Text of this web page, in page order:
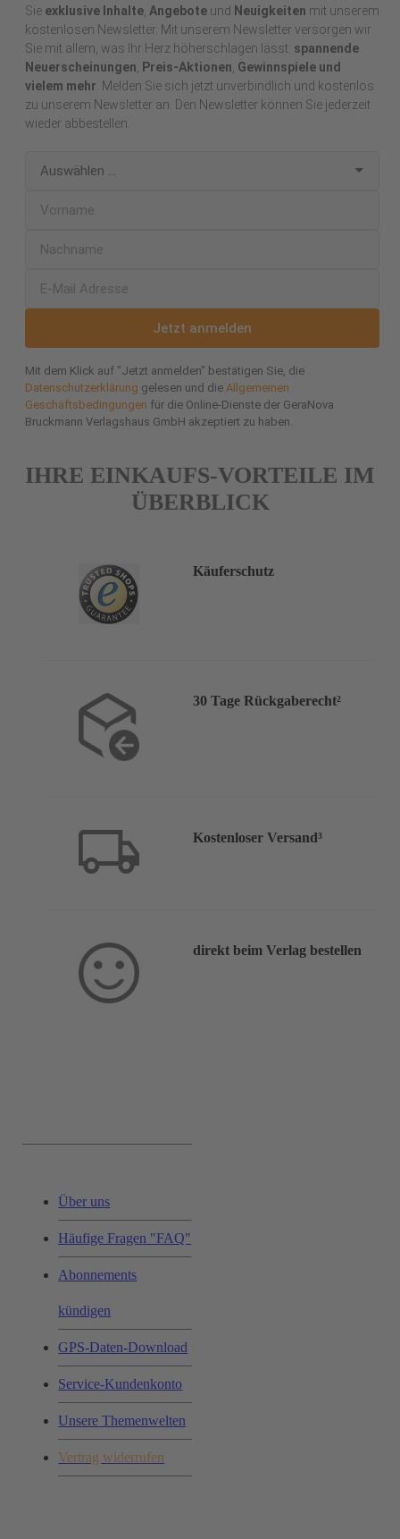
Sie exklusive Inhalte Angebote und Neuigkeiten mit unserem
kostenlosen Newsletter. Mit unserem Newsletter versorgen wir
Sie mit allem, was Ihr Herz höherschlagen lässt: spannende
Neuerscheinungen
Preis-Aktionen Gewinnspiele und
vielem mehr . Melden Sie sich jetzt unverbindlich und kostenlos
zu unserem Newsletter an. Den Newsletter können Sie jederzeit
wieder abbestellen.
Jetzt anmelden
Mit dem Klick auf "Jetzt anmelden" bestätigen Sie, die
Datenschutzerklärung gelesen und die Allgemeinen
Geschäftsbedingungen für die Online-Dienste der GeraNova
Bruckmann Verlagshaus GmbH akzeptiert zu haben.
IHRE EINKAUFS-VORTEILE IM
ÜBERBLICK
Käuferschutz
30 Tage Rückgaberecht²
Kostenloser Versand³
direkt beim Verlag bestellen
Über uns
Häufige Fragen "FAQ"
Abonnements
kündigen
GPS-Daten-Download
Service-Kundenkonto
Unsere Themenwelten
Vertrag widerrufen